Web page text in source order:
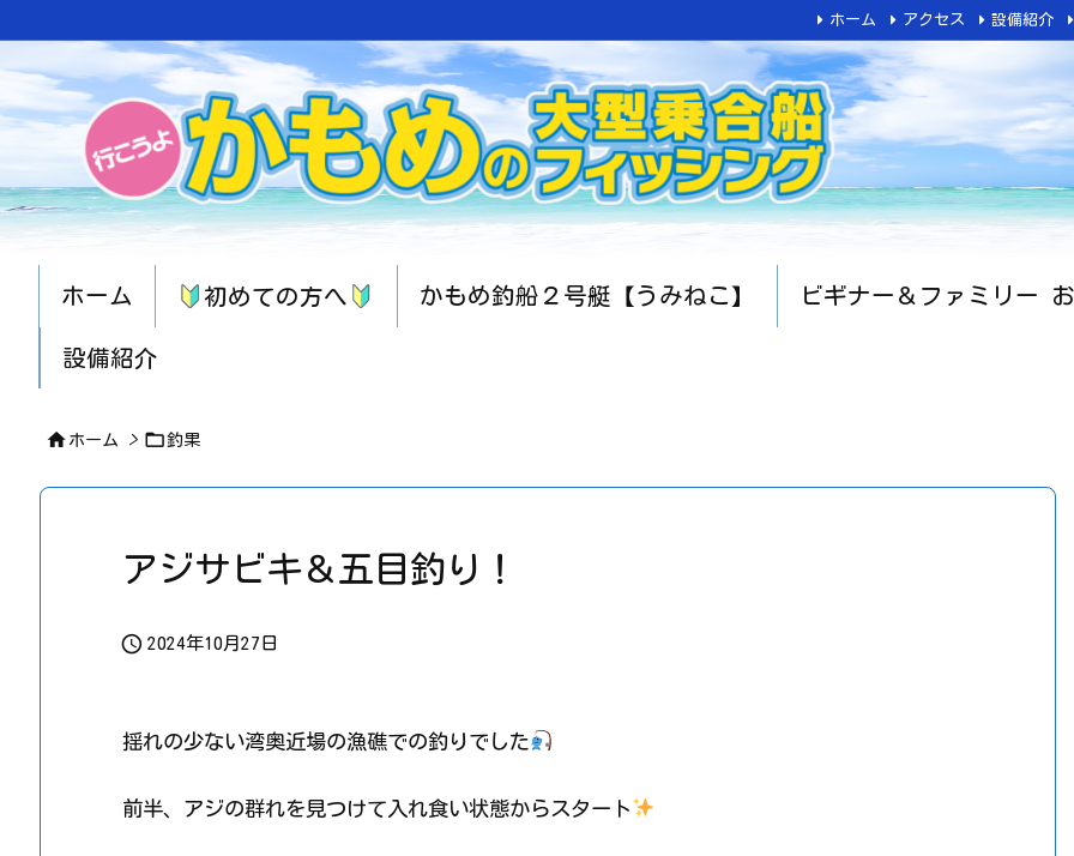
ホーム 初めての方へ かもめ釣船２号艇【うみねこ】 ビギナー＆ファミリー
設備紹介
ホーム アクセス 設備紹介
 ホーム > 釣果
アジサビキ＆五目釣り！
 2024年10月27日
揺れの少ない湾奥近場の漁礁での釣りでした
前半、アジの群れを見つけて入れ食い状態からスタート